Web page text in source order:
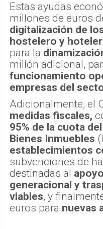
Estas ayudas
millones de euros
digitalización de
hostelero y
para la
millón adicional,
funcionamiento
empresas del
Adicionalmente, el
medidas fiscales,
95% de la cuota
Bienes Inmuebles
establecimientos
subvenciones de
destinadas al
generacional y
viables, y
euros para nuevas